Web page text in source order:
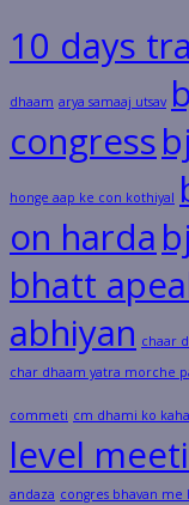
10 days
dhaam arya samaaj utsav
congress
honge aap ke con kothiyal
on harda
bhatt
abhiyan chaar
char dhaam yatra morche
commeti cm dhami ko
level
andaza congres bhavan